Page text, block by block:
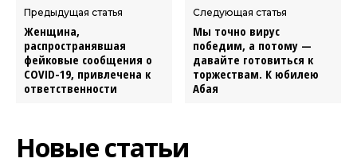
Предыдущая статья
Женщина,
распространявшая
фейковые сообщения о
COVID-19, привлечена к
ответственности
Следующая статья
Мы точно вирус
победим, а потому —
давайте готовиться к
торжествам. К юбилею
Абая
Новые статьи